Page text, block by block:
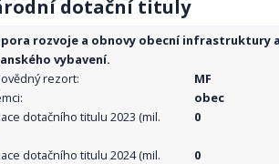
dotační tituly
rozvoje a obnovy obecní infrastruktury
vybavení.
rezort:
MF
obec
dotačního titulu 2023 (mil.
0
dotačního titulu 2024 (mil.
0